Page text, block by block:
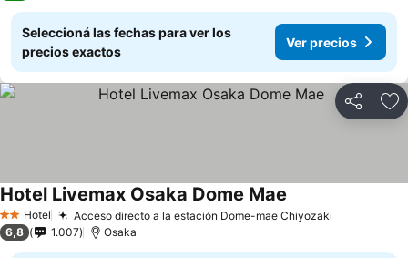
Seleccioná las fechas para ver los
precios exactos
Ver precios
Compartir
2 Estrellas
Hotel Acceso directo a la estación Dome-mae Chiyozaki
Hotel Livemax Osaka Dome Mae
6,8 1.007 Osaka